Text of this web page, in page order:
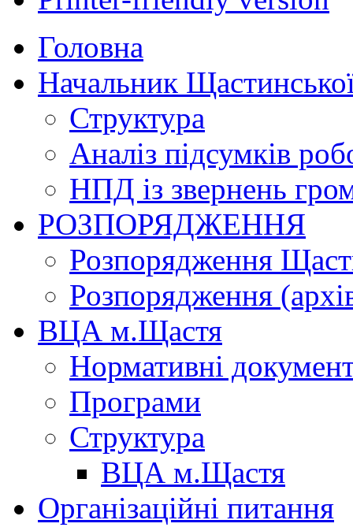
Головна
Начальник
Структура
Аналіз підсумків
НПД із звернень
РОЗПОРЯДЖЕННЯ
Розпорядження
Розпорядження
ВЦА м.Щастя
Нормативні
Програми
Структура
ВЦА м.Щастя
Організаційні питання